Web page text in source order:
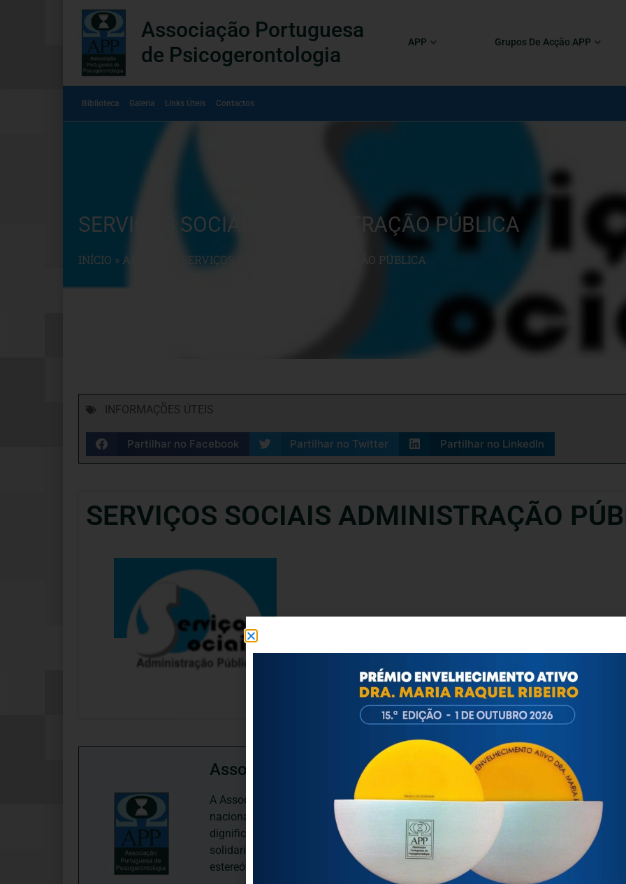
Associação Portuguesa
de Psicogerontologia
APP Grupos De Acção APP
Biblioteca Galeria Links Úteis Contactos
SERVIÇOS SOCIAIS ADMINISTRAÇÃO PÚBLICA
INÍCIO » ARTIGOS SERVIÇOS SOCIAIS ADMINISTRAÇÃO PÚBLICA
INFORMAÇÕES ÚTEIS
Partilhar no Facebook Partilhar no Twitter Partilhar no LinkedIn
SERVIÇOS SOCIAIS ADMINISTRAÇÃO
Associação Portuguesa de Psicogerontologia
A Associação Portuguesa de Psicogerontologia-APP, Instituição Particular de
nacional, dedica-se às questões biopsicológicas e sociais inerentes ao
dignificação, respeito, saúde, autonomia, participação e segurança das pessoas
solidariedade intergeracional, e de uma sociedade mais inclusiva para todas as
estereótipos negativos relativamente à idade e ao envelhecimento.